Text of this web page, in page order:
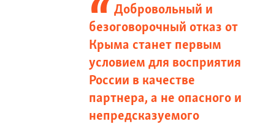
Добровольный и
безоговорочный отказ от
Крыма станет первым
условием для восприятия
России в качестве
партнера, а не опасного и
непредсказуемого